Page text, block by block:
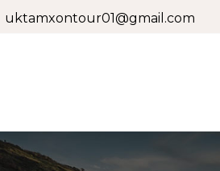
uktamxontour01@gmail.com